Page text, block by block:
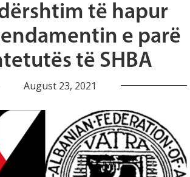
të hapur
e parë
të SHBA
August 23, 2021